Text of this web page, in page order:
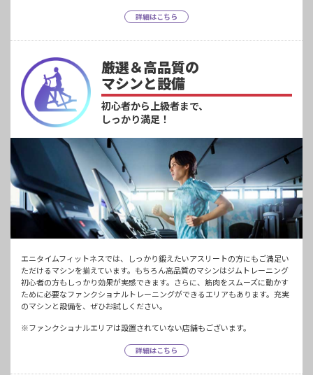
詳細はこちら
厳選＆高品質の
マシンと設備
初心者から上級者まで、
しっかり満足！
エニタイムフィットネスでは、しっかり鍛えたいアスリートの方にもご満足い
ただけるマシンを揃えています。もちろん高品質のマシンはジムトレーニング
初心者の方もしっかり効果が実感できます。さらに、筋肉をスムーズに動かす
ために必要なファンクショナルトレーニングができるエリアもあります。充実
のマシンと設備を、ぜひお試しください。
※ファンクショナルエリアは設置されていない店舗もございます。
詳細はこちら